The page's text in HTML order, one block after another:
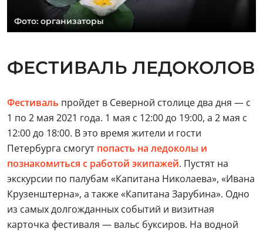
Фото: организаторы
ФЕСТИВАЛЬ ЛЕДОКОЛОВ
Фестиваль пройдет в Северной столице два дня — с
1 по 2 мая 2021 года. 1 мая с 12:00 до 19:00, а 2 мая с
12:00 до 18:00. В это время жители и гости
Петербурга смогут попасть на ледоколы и
познакомиться с работой экипажей. Пустят на
экскурсии по палубам «Капитана Николаева», «Ивана
Крузенштерна», а также «Капитана Зарубина». Одно
из самых долгожданных событий и визитная
карточка фестиваля — вальс буксиров. На водной